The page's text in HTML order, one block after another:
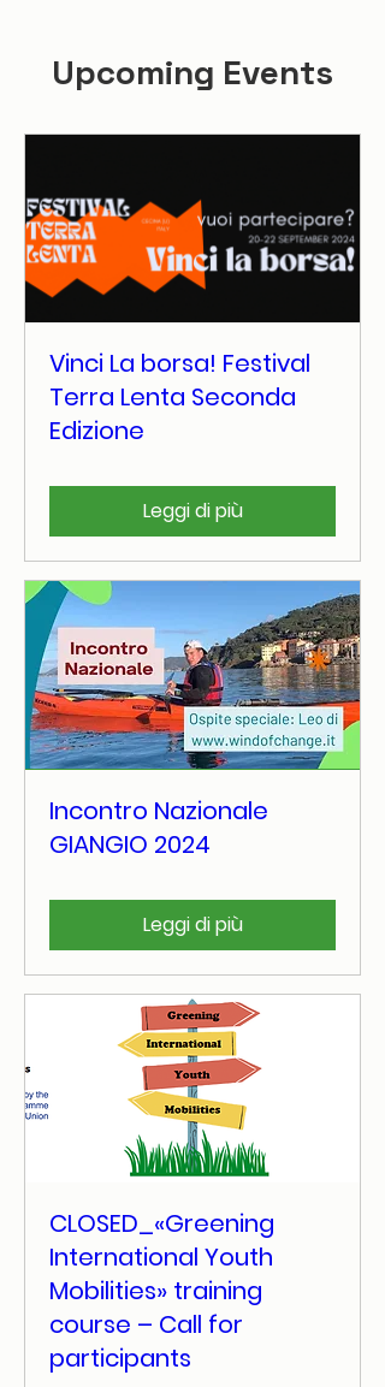
Upcoming Events
Vinci La borsa! Festival
Terra Lenta Seconda
Edizione
Leggi di più
Incontro Nazionale
GIANGIO 2024
Leggi di più
CLOSED_«Greening
International Youth
Mobilities» training
course – Call for
participants